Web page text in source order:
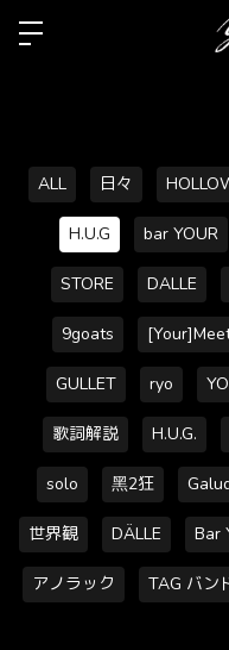
ALL 日々
H.U.G bar YOUR
STORE DALLE
9goats
GULLET ryo
歌詞解説 H.U.G.
solo 黑2狂
世界観 DÄLLE Bar
アノラック TAG バン